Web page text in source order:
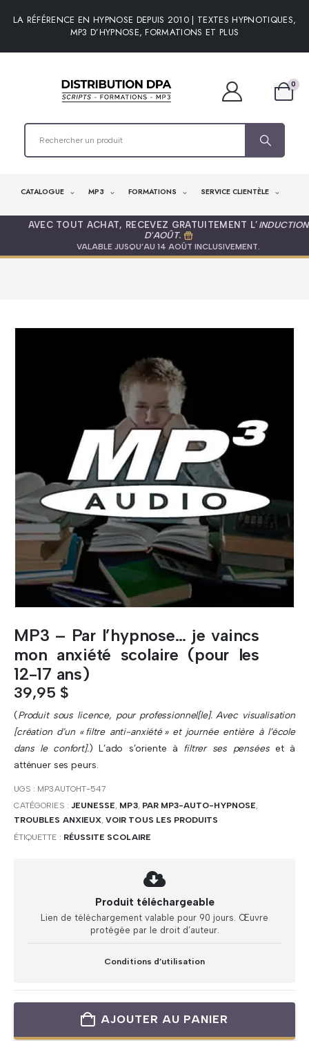
LA RÉFÉRENCE EN HYPNOSE DEPUIS 2010 | TEXTES HYPNOTIQUES,
MP3 D’HYPNOSE, FORMATIONS ET PLUS
0
CATALOGUE MP3 FORMATIONS SERVICE CLIENTÈLE
AVEC TOUT ACHAT, RECEVEZ GRATUITEMENT L’ INDUCTION
D'AOÛT.
VALABLE JUSQU’AU 14 AOÛT INCLUSIVEMENT.
MP3 – Par l’hypnose… je vaincs
mon anxiété scolaire (pour les
12-17 ans)
39,95 $
(Produit sous licence, pour professionnel[le]. Avec visualisation
[création d’un « filtre anti-anxiété » et journée entière à l’école
dans le confort].) L’ado s’oriente à filtrer ses penséeset à
atténuer ses peurs.
UGS : MP3AUTOHT-547
CATÉGORIES : JEUNESSE, MP3, PAR MP3-AUTO-HYPNOSE,
TROUBLES ANXIEUX,VOIR TOUS LES PRODUITS
ÉTIQUETTE : RÉUSSITE SCOLAIRE
Produit téléchargeable
Lien de téléchargement valable pour 90 jours. Œuvre
protégée par le droit d’auteur.
Conditions d’utilisation
AJOUTER AU PANIER